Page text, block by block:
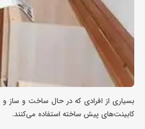
بسیاری از افرادی که در حال ساخت و ساز و
کابینت‌های پیش ساخته استفاده می‌کنند.